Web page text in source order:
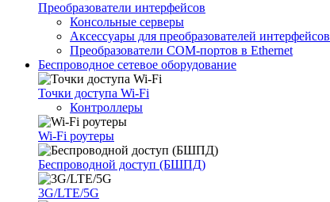
Преобразователи интерфейсов
Консольные серверы
Аксессуары для преобразователей интерфейсов
Преобразователи COM-портов в Ethernet
Беспроводное сетевое оборудование
Точки доступа Wi-Fi
Контроллеры
Wi-Fi роутеры
Беспроводной доступ (БШПД)
3G/LTE/5G